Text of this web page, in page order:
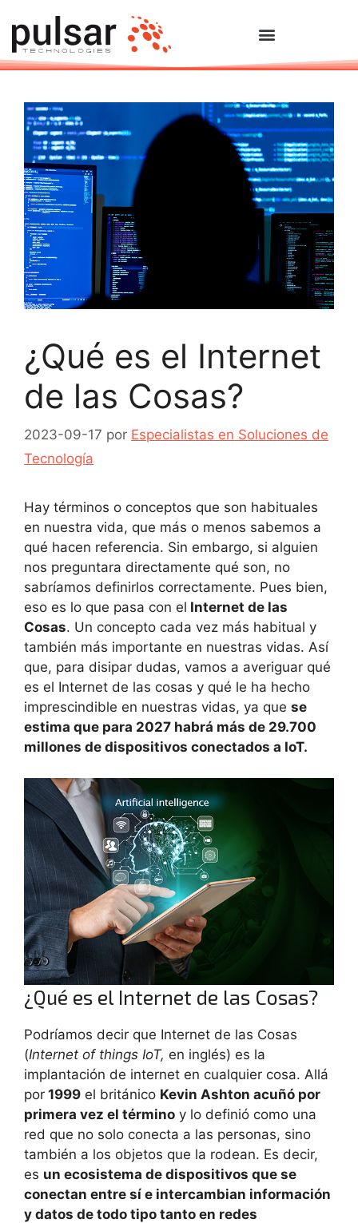
¿Qué es el Internet
de las Cosas?
2023-09-17 por Especialistas en Soluciones de
Tecnología
Hay términos o conceptos que son habituales
en nuestra vida, que más o menos sabemos a
qué hacen referencia. Sin embargo, si alguien
nos preguntara directamente qué son, no
sabríamos definirlos correctamente. Pues bien,
eso es lo que pasa con el Internet de las
Cosas. Un concepto cada vez más habitual y
también más importante en nuestras vidas. Así
que, para disipar dudas, vamos a averiguar qué
es el Internet de las cosas y qué le ha hecho
imprescindible en nuestras vidas, ya que se
estima que para 2027 habrá más de 29.700
millones de dispositivos conectados a IoT.
¿Qué es el Internet de las Cosas?
Podríamos decir que Internet de las Cosas
(Internet of things IoT, en inglés) es la
implantación de internet en cualquier cosa. Allá
por 1999 el británico Kevin Ashton acuñó por
primera vez el término y lo definió como una
red que no solo conecta a las personas, sino
también a los objetos que la rodean. Es decir,
es un ecosistema de dispositivos que se
conectan entre sí e intercambian información
y datos de todo tipo tanto en redes